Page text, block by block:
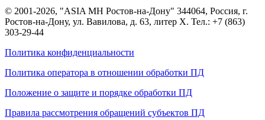
© 2001-2026, "ASIA MH Ростов-на-Дону" 344064, Россия, г.
Ростов-на-Дону, ул. Вавилова, д. 63, литер Х. Тел.: +7 (863)
303-29-44
Политика конфиденциальности
Политика оператора в отношении обработки ПД
Положение о защите и порядке обработки ПД
Правила рассмотрения обращений субъектов ПД